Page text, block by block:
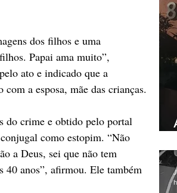
dos filhos e uma
Papai ama muito”,
ato e indicado que a
a esposa, mãe das crianças.
do crime e obtido pelo portal
como estopim. “Não
a Deus, sei que não tem
40 anos”, afirmou. Ele também